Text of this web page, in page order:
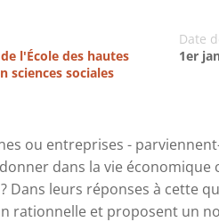
l'École des hautes
sciences sociales
Date
1er
ou entreprises -
dans la vie économique
Dans leurs réponses à cette
rationnelle et proposent un